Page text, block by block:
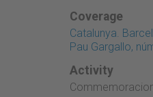
Coverage
Catalunya.
Pau Gargallo,
Activity